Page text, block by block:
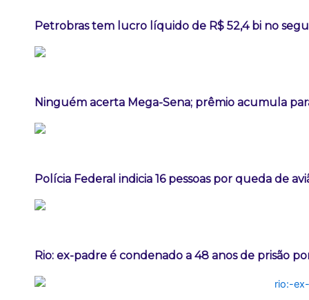
Petrobras tem lucro líquido de R$ 52,4 bi no
Ninguém acerta Mega-Sena; prêmio acumula
Polícia Federal indicia 16 pessoas por queda de
Rio: ex-padre é condenado a 48 anos de prisão